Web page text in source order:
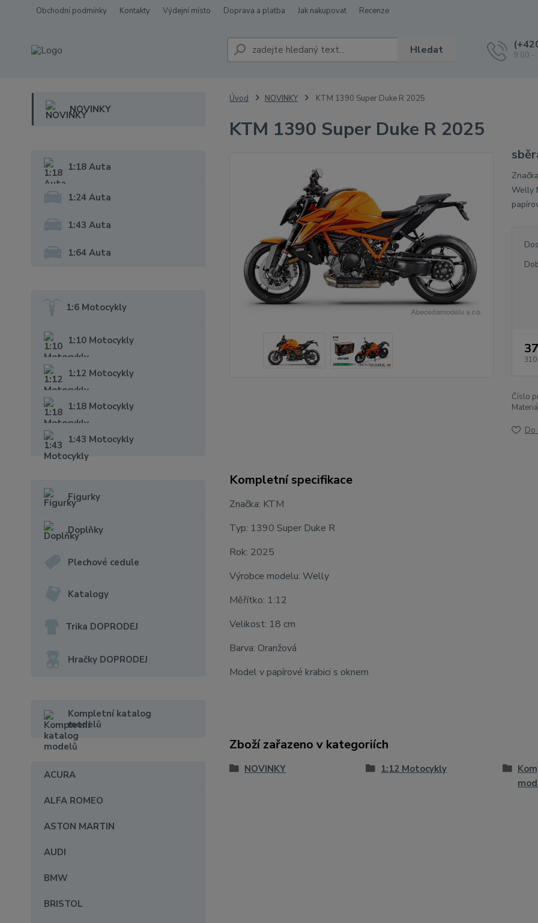
Obchodní podmínky Kontakty Výdejní místo Doprava a platba Jak nakupovat Recenze
Hledat 9:00 -
NOVINKY
1:18 Auta
1:24 Auta
1:43 Auta
1:64 Auta
1:6 Motocykly
1:10 Motocykly
1:12 Motocykly
1:18 Motocykly
1:43 Motocykly
Figurky
Doplňky
Plechové cedule
Katalogy
Trika DOPRODEJ
Hračky DOPRODEJ
Kompletní katalog
modelů
ACURA
ALFA ROMEO
ASTON MARTIN
AUDI
BMW
BRISTOL
Úvod NOVINKY KTM 1390 Super Duke R 2025
KTM 1390 Super Duke R 2025
Welly
310
Číslo
Do
Kompletní specifikace
Značka: KTM
Typ: 1390 Super Duke R
Rok: 2025
Výrobce modelu: Welly
Měřítko: 1:12
Velikost: 18 cm
Barva: Oranžová
Model v papírové krabici s oknem
Zboží zařazeno v kategoriích
NOVINKY 1:12 Motocykly